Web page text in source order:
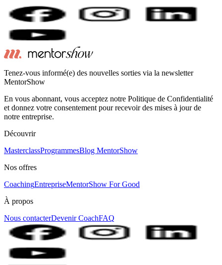
Tenez-vous informé(e) des nouvelles sorties via la newsletter
MentorShow
En vous abonnant, vous acceptez notre Politique de Confidentialité
et donnez votre consentement pour recevoir des mises à jour de
notre entreprise.
Découvrir
MasterclassProgrammesBlog MentorShow
Nos offres
CoachingEntrepriseMentorShow For Good
À propos
Nous contacterDevenir CoachFAQ